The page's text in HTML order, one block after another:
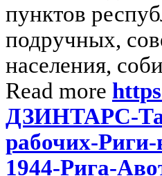
пунктов
подручных,
населения,
Read more
ДЗИНТАРС-
рабочих-
1944-Рига-